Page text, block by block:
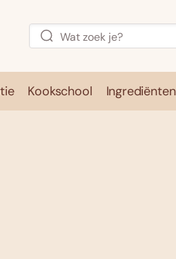
Kookschool Ingrediënten